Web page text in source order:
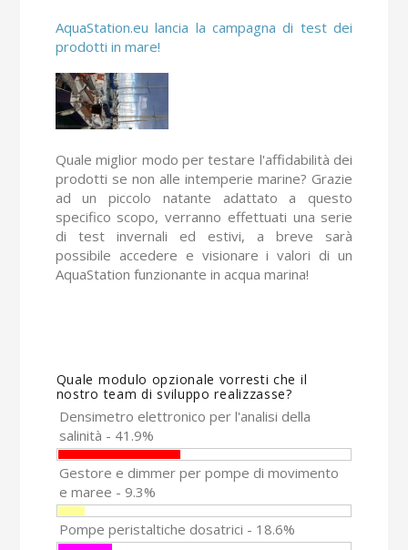
AquaStation.eu lancia la campagna di test dei
prodotti in mare!
Quale miglior modo per testare l'affidabilità dei
prodotti se non alle intemperie marine? Grazie
ad un piccolo natante adattato a questo
specifico scopo, verranno effettuati una serie
di test invernali ed estivi, a breve sarà
possibile accedere e visionare i valori di un
AquaStation funzionante in acqua marina!
Quale modulo opzionale vorresti che il
nostro team di sviluppo realizzasse?
Densimetro elettronico per l'analisi della
salinità - 41.9%
Gestore e dimmer per pompe di movimento
e maree - 9.3%
Pompe peristaltiche dosatrici - 18.6%